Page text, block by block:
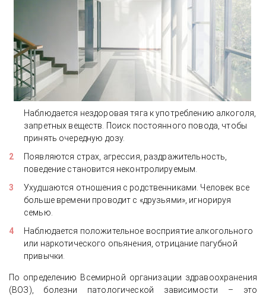
Наблюдается нездоровая тяга к употреблению алкоголя,
запретных веществ. Поиск постоянного повода, чтобы
принять очередную дозу.
Появляются страх, агрессия, раздражительность,
поведение становится неконтролируемым.
Ухудшаются отношения с родственниками. Человек все
больше времени проводит с «друзьями», игнорируя
семью.
Наблюдается положительное восприятие алкогольного
или наркотического опьянения, отрицание пагубной
привычки.
По определению Всемирной организации здравоохранения
(ВОЗ), болезни патологической зависимости – это